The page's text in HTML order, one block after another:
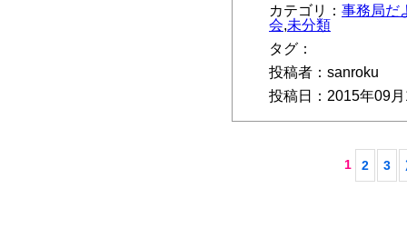
カテゴリ： 事務局だ
会,未分類
タグ：
投稿者：sanroku
投稿日：2015年09
1 2 3